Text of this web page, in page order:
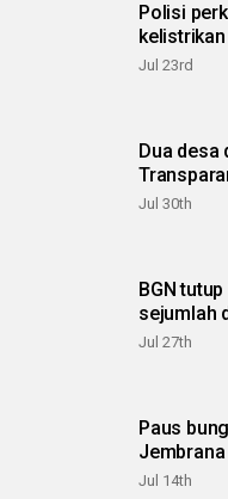
Polisi
kelistrikan
Jul 23rd
Dua desa
Jul 30th
BGN
sejumlah
Jul 27th
Paus
Jembrana
Jul 14th